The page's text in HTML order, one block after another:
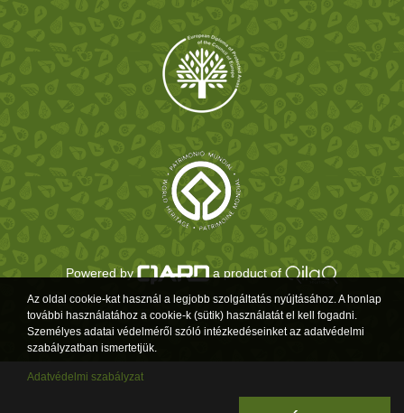
Powered by a product of
Az oldal cookie-kat használ a legjobb szolgáltatás nyújtásához. A honlap
további használatához a cookie-k (sütik) használatát el kell fogadni.
Személyes adatai védelméről szóló intézkedéseinket az adatvédelmi
szabályzatban ismertetjük.
Adatvédelmi szabályzat